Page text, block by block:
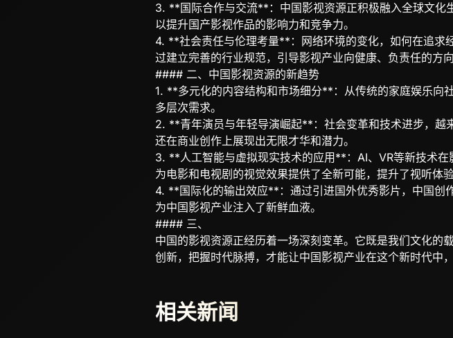
3. **国际合作与交流**：中国影视资源正积极融入全球文化
以提升国产影视作品的影响力和竞争力。
4. **社会责任与伦理考量**：网络环境的变化，如何在追求
过建立完善的行业规范，引导影视产业向健康、负责任的方向
#### 二、中国影视资源的新趋势
1. **多元化的内容结构和市场细分**：从传统的家庭娱乐向
多层次需求。
2. **青年演员与年轻导演崛起**：社会变革和技术进步，越
还在商业创作上展现出无限才华和潜力。
3. **人工智能与虚拟现实技术的应用**：AI、VR等新技术在
为电影和电视剧的视觉效果提供了全新可能，提升了视听体验
4. **国际化的输出效应**：通过引进国外优秀影片，中国创
为中国影视产业注入了新鲜血液。
#### 三、
中国的影视资源正经历着一场深刻变革。它既是我们文化的
创新，把握时代脉搏，才能让中国影视产业在这个新时代中
相关新闻